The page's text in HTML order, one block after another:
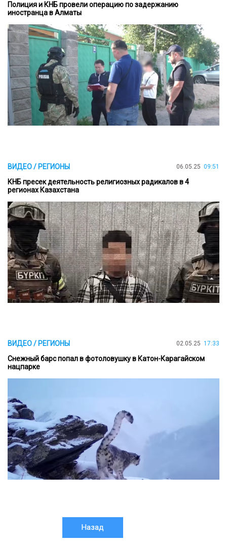
Полиция и КНБ провели операцию по задержанию
иностранца в Алматы
ВИДЕО / РЕГИОНЫ 06.05.25 09:51
КНБ пресек деятельность религиозных радикалов в 4
регионах Казахстана
ВИДЕО / РЕГИОНЫ 02.05.25 17:33
Снежный барс попал в фотоловушку в Катон-Карагайском
нацпарке
Назад